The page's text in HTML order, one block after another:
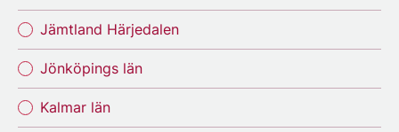
Jämtland Härjedalen
Jönköpings län
Kalmar län